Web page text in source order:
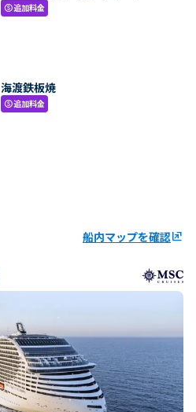
paid追加料金
海渡鉄板焼
paid追加料金
船内マップを確認ungroup